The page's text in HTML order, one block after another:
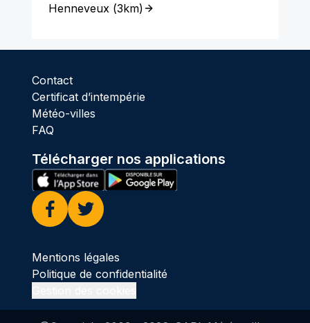
Henneveux(3km)
Contact
Certificat d’intempérie
Météo-villes
FAQ
Télécharger nos applications
Facebook
Twitter
Mentions légales
Politique de confidentialité